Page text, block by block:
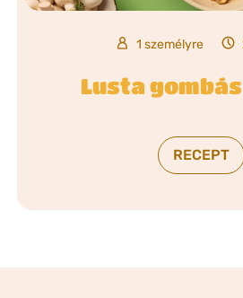
1 személyre
Lusta
RECEPT